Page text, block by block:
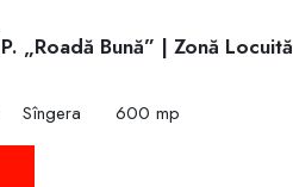
„Roadă Bună” | Zonă Locuită
Sîngera 600 mp